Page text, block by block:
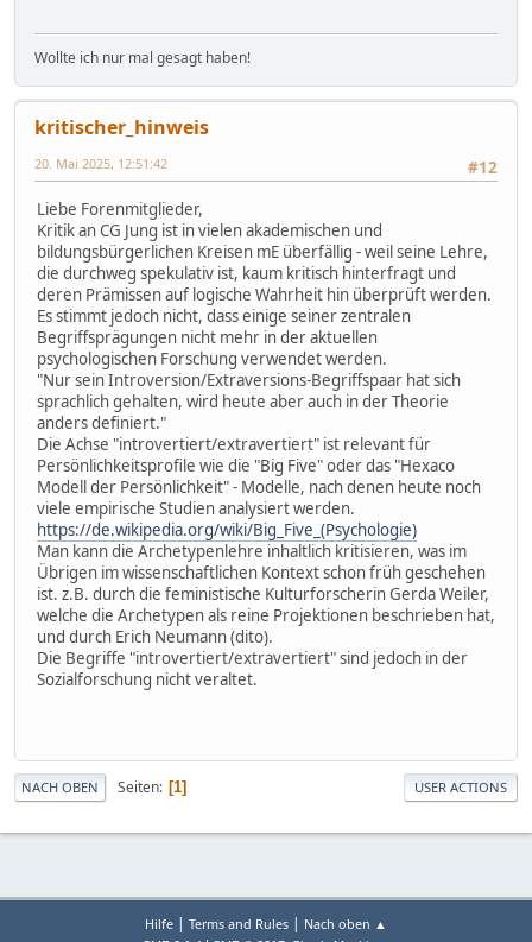
Wollte ich nur mal gesagt haben!
kritischer_hinweis
#12
20. Mai 2025, 12:51:42
Liebe Forenmitglieder,
Kritik an CG Jung ist in vielen akademischen und
bildungsbürgerlichen Kreisen mE überfällig - weil seine Lehre,
die durchweg spekulativ ist, kaum kritisch hinterfragt und
deren Prämissen auf logische Wahrheit hin überprüft werden.
Es stimmt jedoch nicht, dass einige seiner zentralen
Begriffsprägungen nicht mehr in der aktuellen
psychologischen Forschung verwendet werden.
"Nur sein Introversion/Extraversions-Begriffspaar hat sich
sprachlich gehalten, wird heute aber auch in der Theorie
anders definiert."
Die Achse "introvertiert/extravertiert" ist relevant für
Persönlichkeitsprofile wie die "Big Five" oder das "Hexaco
Modell der Persönlichkeit" - Modelle, nach denen heute noch
viele empirische Studien analysiert werden.
https://de.wikipedia.org/wiki/Big_Five_(Psychologie)
Man kann die Archetypenlehre inhaltlich kritisieren, was im
Übrigen im wissenschaftlichen Kontext schon früh geschehen
ist. z.B. durch die feministische Kulturforscherin Gerda Weiler,
welche die Archetypen als reine Projektionen beschrieben hat,
und durch Erich Neumann (dito).
Die Begriffe "introvertiert/extravertiert" sind jedoch in der
Sozialforschung nicht veraltet.
NACH OBEN Seiten 1 USER ACTIONS
Hilfe | Terms and Rules | Nach oben ▲